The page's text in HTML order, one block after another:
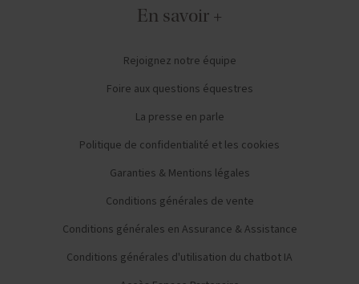
En savoir +
Rejoignez notre équipe
Foire aux questions équestres
La presse en parle
Politique de confidentialité et les cookies
Garanties & Mentions légales
Conditions générales de vente
Conditions générales en Assurance & Assistance
Conditions générales d'utilisation du chatbot IA